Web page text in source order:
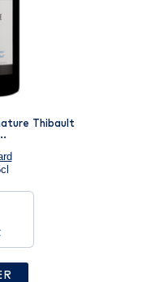
Thibault